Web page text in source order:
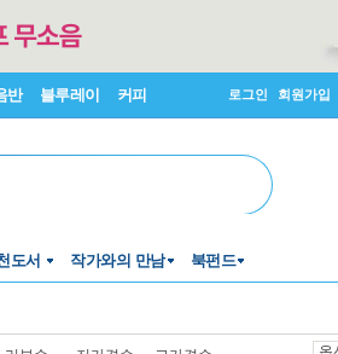
반 블루레이 커피 로그인 회원가입
도서 작가와의 만남 북펀드